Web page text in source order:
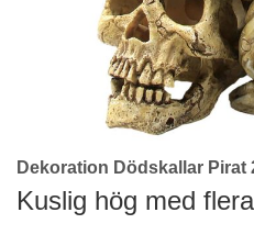
Skip
to
the
Dekoration Dödskallar Pirat
Kuslig hög med